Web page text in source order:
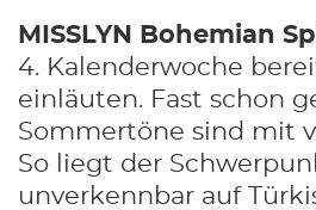
MISSLYN Bohemian
4. Kalenderwoche
einläuten. Fast schon
Sommertöne sind mit
So liegt der
unverkennbar auf